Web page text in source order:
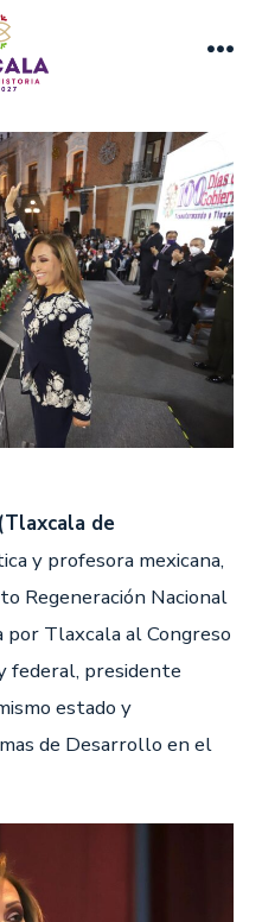
de
y profesora mexicana,
Regeneración Nacional
por Tlaxcala al Congreso
federal, presidente
estado y
de Desarrollo en el